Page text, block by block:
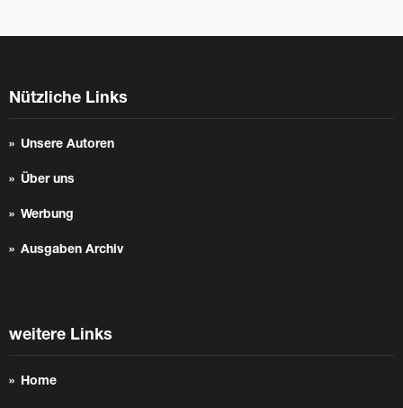
Nützliche Links
Unsere Autoren
Über uns
Werbung
Ausgaben Archiv
weitere Links
Home